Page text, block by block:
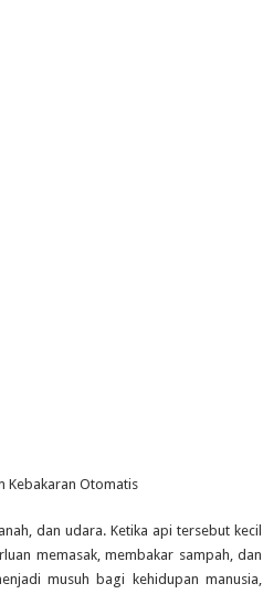
Kebakaran Otomatis
dan udara. Ketika api tersebut kecil
memasak, membakar sampah, dan
musuh bagi kehidupan manusia,